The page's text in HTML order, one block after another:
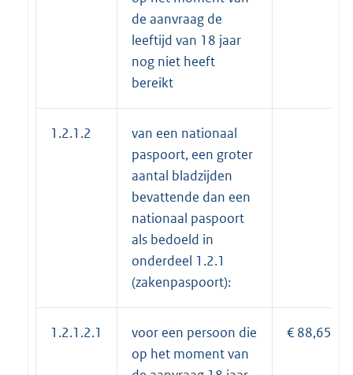
de aanvraag de
leeftijd van 18 jaar
nog niet heeft
bereikt
1.2.1.2
van een nationaal
paspoort, een groter
aantal bladzijden
bevattende dan een
nationaal paspoort
als bedoeld in
onderdeel 1.2.1
(zakenpaspoort):
1.2.1.2.1
voor een persoon die
op het moment van
€ 88,65